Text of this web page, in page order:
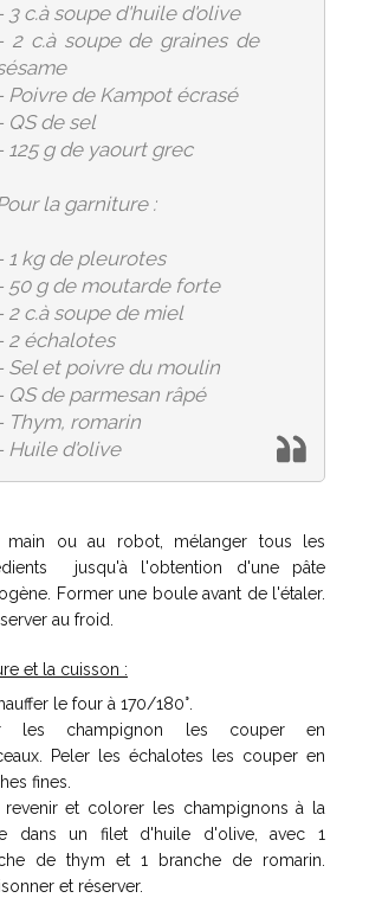
3 c.à soupe d'huile d'olive
2 c.à soupe de graines de
Poivre de Kampot écrasé
QS de sel
125 g de yaourt grec
la garniture :
1 kg de pleurotes
50 g de moutarde forte
2 c.à soupe de miel
2 échalotes
Sel et poivre du moulin
QS de parmesan râpé
Thym, romarin
Huile d'olive
ou au robot, mélanger tous les
jusqu'à l'obtention d'une pâte
Former une boule avant de l'étaler.
au froid.
et la cuisson :
le four à 170/180°.
les champignon les couper en
Peler les échalotes les couper en
fines.
revenir et colorer les champignons à la
dans un filet d'huile d'olive, avec 1
de thym et 1 branche de romarin.
et réserver.